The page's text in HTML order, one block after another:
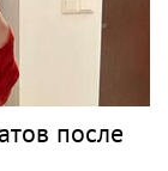
после